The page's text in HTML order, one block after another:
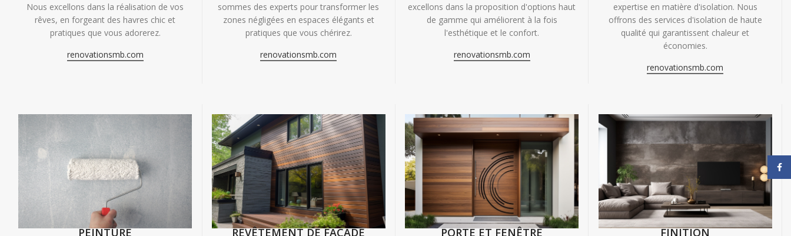
Nous excellons dans la réalisation de vos
rêves, en forgeant des havres chic et
pratiques que vous adorerez.
renovationsmb.com
sommes des experts pour transformer les
zones négligées en espaces élégants et
pratiques que vous chérirez.
renovationsmb.com
excellons dans la proposition d'options haut
de gamme qui améliorent à la fois
l'esthétique et le confort.
renovationsmb.com
expertise en matière d'isolation. Nous
offrons des services d'isolation de haute
qualité qui garantissent chaleur et
économies.
renovationsmb.com
PEINTURE REVÊTEMENT DE FAÇADE PORTE ET FENÊTRE FINITION